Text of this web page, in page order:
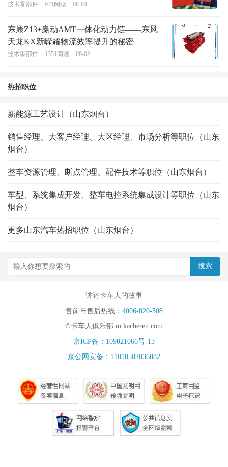
技术零部件 971阅读 08-04
东康Z13+赢动AMT一体化动力链——东风
天龙KX新嵘耀物流效率提升的秘密
技术零部件 1351阅读 08-02
热招职位
新能源工艺设计（山东烟台）
销售经理、大客户经理、大区经理、市场分析等职位（山东
烟台）
整车资源管理、断点管理、配件技术等职位（山东烟台）
车型、系统集成开发、整车电控系统集成设计等职位（山东
烟台）
更多山东汽车热招职位（山东烟台）
讲述卡车人的故事
售前与售后热线： 4006-020-508
©卡车人俱乐部 m.kacheren.com
京ICP备：109021066号-13
京公网安备：11010502036082